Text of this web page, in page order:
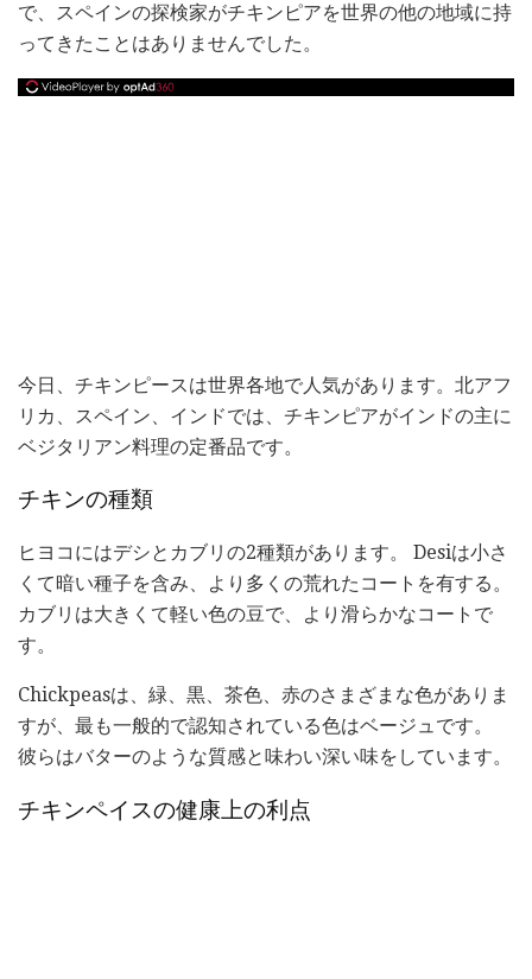
で、スペインの探検家がチキンピアを世界の他の地域に持
ってきたことはありませんでした。
今日、チキンピースは世界各地で人気があります。北アフ
リカ、スペイン、インドでは、チキンピアがインドの主に
ベジタリアン料理の定番品です。
チキンの種類
ヒヨコにはデシとカブリの2種類があります。 Desiは小さ
くて暗い種子を含み、より多くの荒れたコートを有する。
カブリは大きくて軽い色の豆で、より滑らかなコートで
す。
Chickpeasは、緑、黒、茶色、赤のさまざまな色がありま
すが、最も一般的で認知されている色はベージュです。
彼らはバターのような質感と味わい深い味をしています。
チキンペイスの健康上の利点